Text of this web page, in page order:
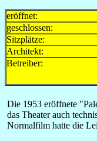
eröffnet:
geschlossen:
Sitzplätze:
Architekt:
Betreiber:
Die 1953 eröffnete
das Theater auch
Normalfilm hatte die